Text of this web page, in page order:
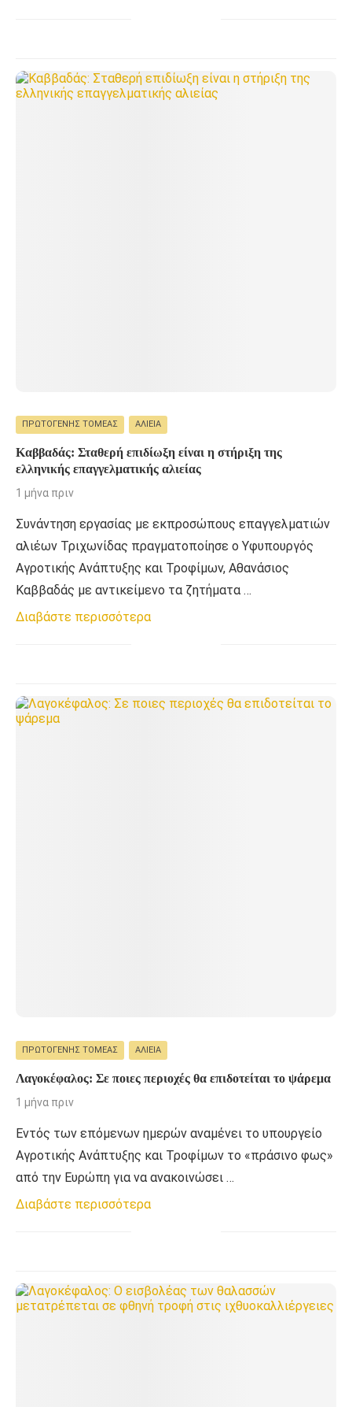
ΠΡΩΤΟΓΕΝΉΣ ΤΟΜΈΑΣ ΑΛΙΕΊΑ
Καββαδάς: Σταθερή επιδίωξη είναι η στήριξη της
ελληνικής επαγγελματικής αλιείας
1 μήνα πριν
Συνάντηση εργασίας με εκπροσώπους επαγγελματιών
αλιέων Τριχωνίδας πραγματοποίησε ο Υφυπουργός
Αγροτικής Ανάπτυξης και Τροφίμων, Αθανάσιος
Καββαδάς με αντικείμενο τα ζητήματα …
Διαβάστε περισσότερα
ΠΡΩΤΟΓΕΝΉΣ ΤΟΜΈΑΣ ΑΛΙΕΊΑ
Λαγοκέφαλος: Σε ποιες περιοχές θα επιδοτείται το ψάρεμα
1 μήνα πριν
Εντός των επόμενων ημερών αναμένει το υπουργείο
Αγροτικής Ανάπτυξης και Τροφίμων το «πράσινο φως»
από την Ευρώπη για να ανακοινώσει …
Διαβάστε περισσότερα